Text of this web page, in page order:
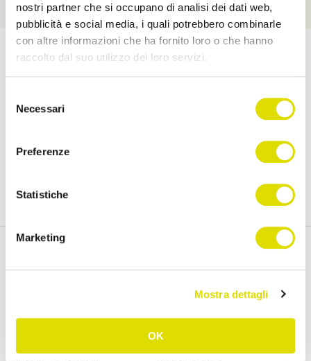
nostri partner che si occupano di analisi dei dati web,
pubblicità e social media, i quali potrebbero combinarle
con altre informazioni che ha fornito loro o che hanno
raccolto dal suo utilizzo dei loro servizi.
all'informativa:
https://www.ordersender.com/cookie-
delNecessari
Preferenze
Statistiche
Marketing
Mostra dettagli
OK
Prova l'App Order Sender gratis, nella sua
Raccolta Ordini Agenti
Assistenza
FAQ
Manuali